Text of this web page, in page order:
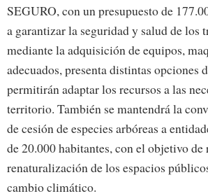
SEGURO, con un presupuesto de
a garantizar la seguridad y salud de los
mediante la adquisición de equipos,
adecuados, presenta distintas opciones
permitirán adaptar los recursos a las
territorio. También se mantendrá la
de cesión de especies arbóreas a
de 20.000 habitantes, con el objetivo de
renaturalización de los espacios
cambio climático.